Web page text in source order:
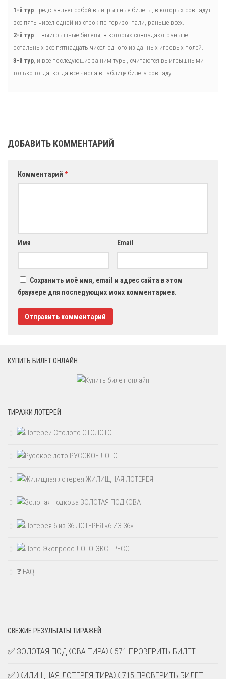
1-й тур представляет собой выигрышные билеты, в которых совпадут
все пять чисел одной из строк по горизонтали, раньше всех.
2-й тур — выигрышные билеты, в которых совпадают раньше
остальных все пятнадцать чисел одного из данных игровых полей.
3-й тур, и все последующие за ним туры, считаются выигрышными
только тогда, когда все числа в таблице билета совпадут.
ДОБАВИТЬ КОММЕНТАРИЙ
Комментарий *
Имя Email
Сохранить моё имя, email и адрес сайта в этом
браузере для последующих моих комментариев.
КУПИТЬ БИЛЕТ ОНЛАЙН
ТИРАЖИ ЛОТЕРЕЙ
СТОЛОТО
РУССКОЕ ЛОТО
ЖИЛИЩНАЯ ЛОТЕРЕЯ
ЗОЛОТАЯ ПОДКОВА
ЛОТЕРЕЯ «6 ИЗ 36»
ЛОТО-ЭКСПРЕСС
❓ FAQ
СВЕЖИЕ РЕЗУЛЬТАТЫ ТИРАЖЕЙ
✅ ЗОЛОТАЯ ПОДКОВА ТИРАЖ 571 ПРОВЕРИТЬ БИЛЕТ
✅ ЖИЛИЩНАЯ ЛОТЕРЕЯ ТИРАЖ 715 ПРОВЕРИТЬ БИЛЕТ